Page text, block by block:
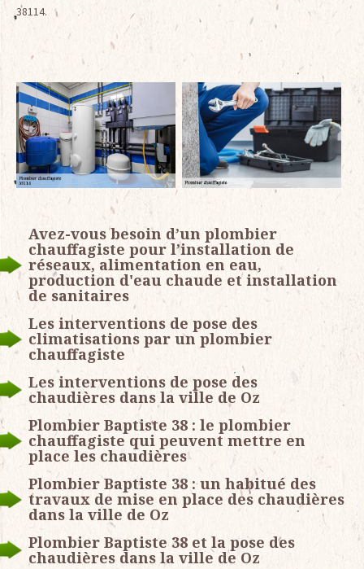
38114.
Avez-vous besoin d’un plombier
chauffagiste pour l’installation de
réseaux, alimentation en eau,
production d'eau chaude et installation
de sanitaires
Les interventions de pose des
climatisations par un plombier
chauffagiste
Les interventions de pose des
chaudières dans la ville de Oz
Plombier Baptiste 38 : le plombier
chauffagiste qui peuvent mettre en
place les chaudières
Plombier Baptiste 38 : un habitué des
travaux de mise en place des chaudières
dans la ville de Oz
Plombier Baptiste 38 et la pose des
chaudières dans la ville de Oz